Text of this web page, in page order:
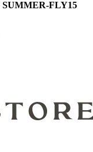
SUMMER-FLY15